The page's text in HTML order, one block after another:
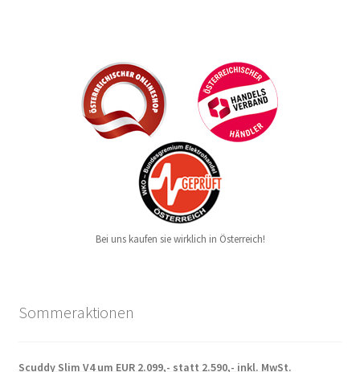
Bei uns kaufen sie wirklich in Österreich!
Sommeraktionen
Scuddy Slim V4 um EUR 2.099,- statt 2.590,- inkl. MwSt.